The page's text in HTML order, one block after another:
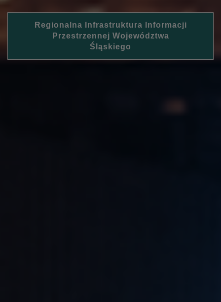
Regionalna Infrastruktura Informacji
Przestrzennej Województwa
Śląskiego